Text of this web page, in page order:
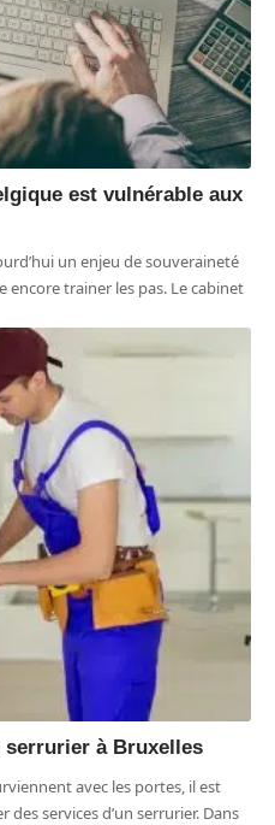
est vulnérable aux
un enjeu de souveraineté
encore trainer les pas. Le cabinet
à Bruxelles
avec les portes, il est
services d’un serrurier. Dans